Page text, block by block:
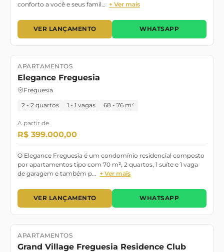
conforto a você e seus famil… + Ver mais
VER LANÇAMENTO WHATSAPP
Lançamento Pronto para Morar
APARTAMENTOS
Elegance Freguesia
Freguesia
2 - 2 quartos 1 - 1 vagas 68 - 76 m²
A partir de
R$ 399.000,00
O Elegance Freguesia é um condomínio residencial composto
por apartamentos tipo com 70 m², 2 quartos, 1 suíte e 1 vaga
de garagem e também p… + Ver mais
VER LANÇAMENTO WHATSAPP
Lançamento Pronto para morar
APARTAMENTOS
Grand Village Freguesia Residence Club